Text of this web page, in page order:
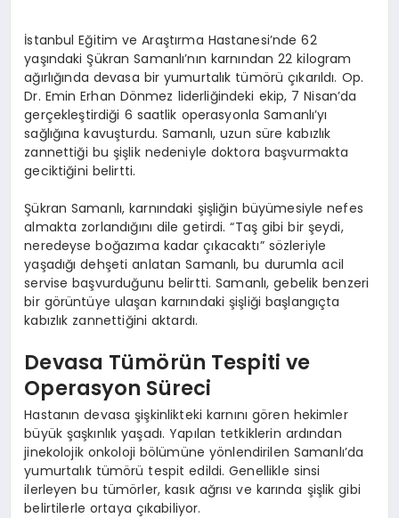
İstanbul Eğitim ve Araştırma Hastanesi’nde 62
yaşındaki Şükran Samanlı’nın karnından 22 kilogram
ağırlığında devasa bir yumurtalık tümörü çıkarıldı. Op.
Dr. Emin Erhan Dönmez liderliğindeki ekip, 7 Nisan’da
gerçekleştirdiği 6 saatlik operasyonla Samanlı’yı
sağlığına kavuşturdu. Samanlı, uzun süre kabızlık
zannettiği bu şişlik nedeniyle doktora başvurmakta
geciktiğini belirtti.
Şükran Samanlı, karnındaki şişliğin büyümesiyle nefes
almakta zorlandığını dile getirdi. “Taş gibi bir şeydi,
neredeyse boğazıma kadar çıkacaktı” sözleriyle
yaşadığı dehşeti anlatan Samanlı, bu durumla acil
servise başvurduğunu belirtti. Samanlı, gebelik benzeri
bir görüntüye ulaşan karnındaki şişliği başlangıçta
kabızlık zannettiğini aktardı.
Devasa Tümörün Tespiti ve
Operasyon Süreci
Hastanın devasa şişkinlikteki karnını gören hekimler
büyük şaşkınlık yaşadı. Yapılan tetkiklerin ardından
jinekolojik onkoloji bölümüne yönlendirilen Samanlı’da
yumurtalık tümörü tespit edildi. Genellikle sinsi
ilerleyen bu tümörler, kasık ağrısı ve karında şişlik gibi
belirtilerle ortaya çıkabiliyor.